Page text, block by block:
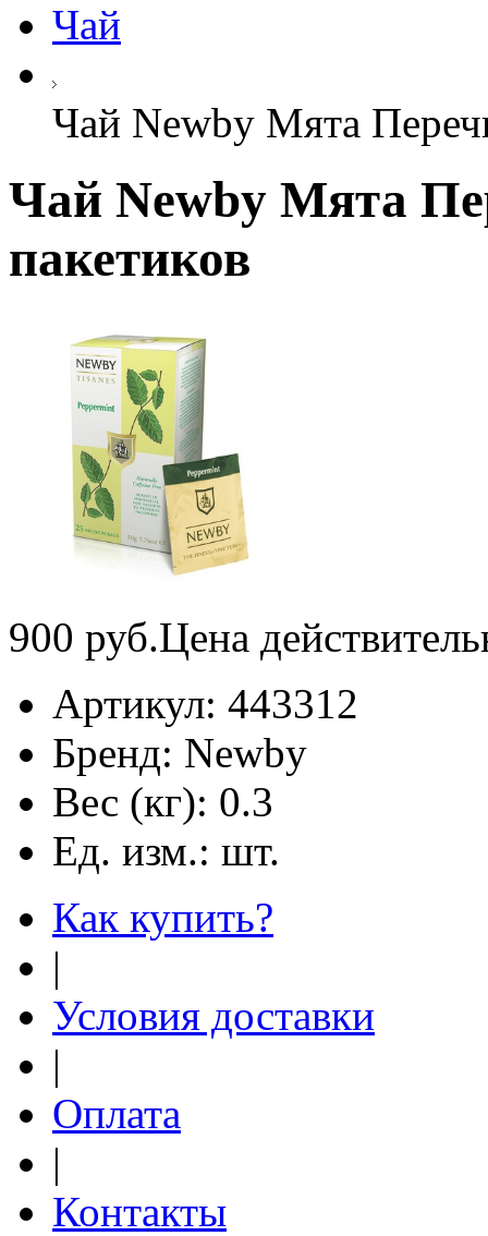
Чай
Чай Newby Мята
Чай Newby Мята
пакетиков
900 руб.Цена
Артикул: 443312
Бренд: Newby
Вес (кг): 0.3
Ед. изм.: шт.
Как купить?
|
Условия доставки
|
Оплата
|
Контакты